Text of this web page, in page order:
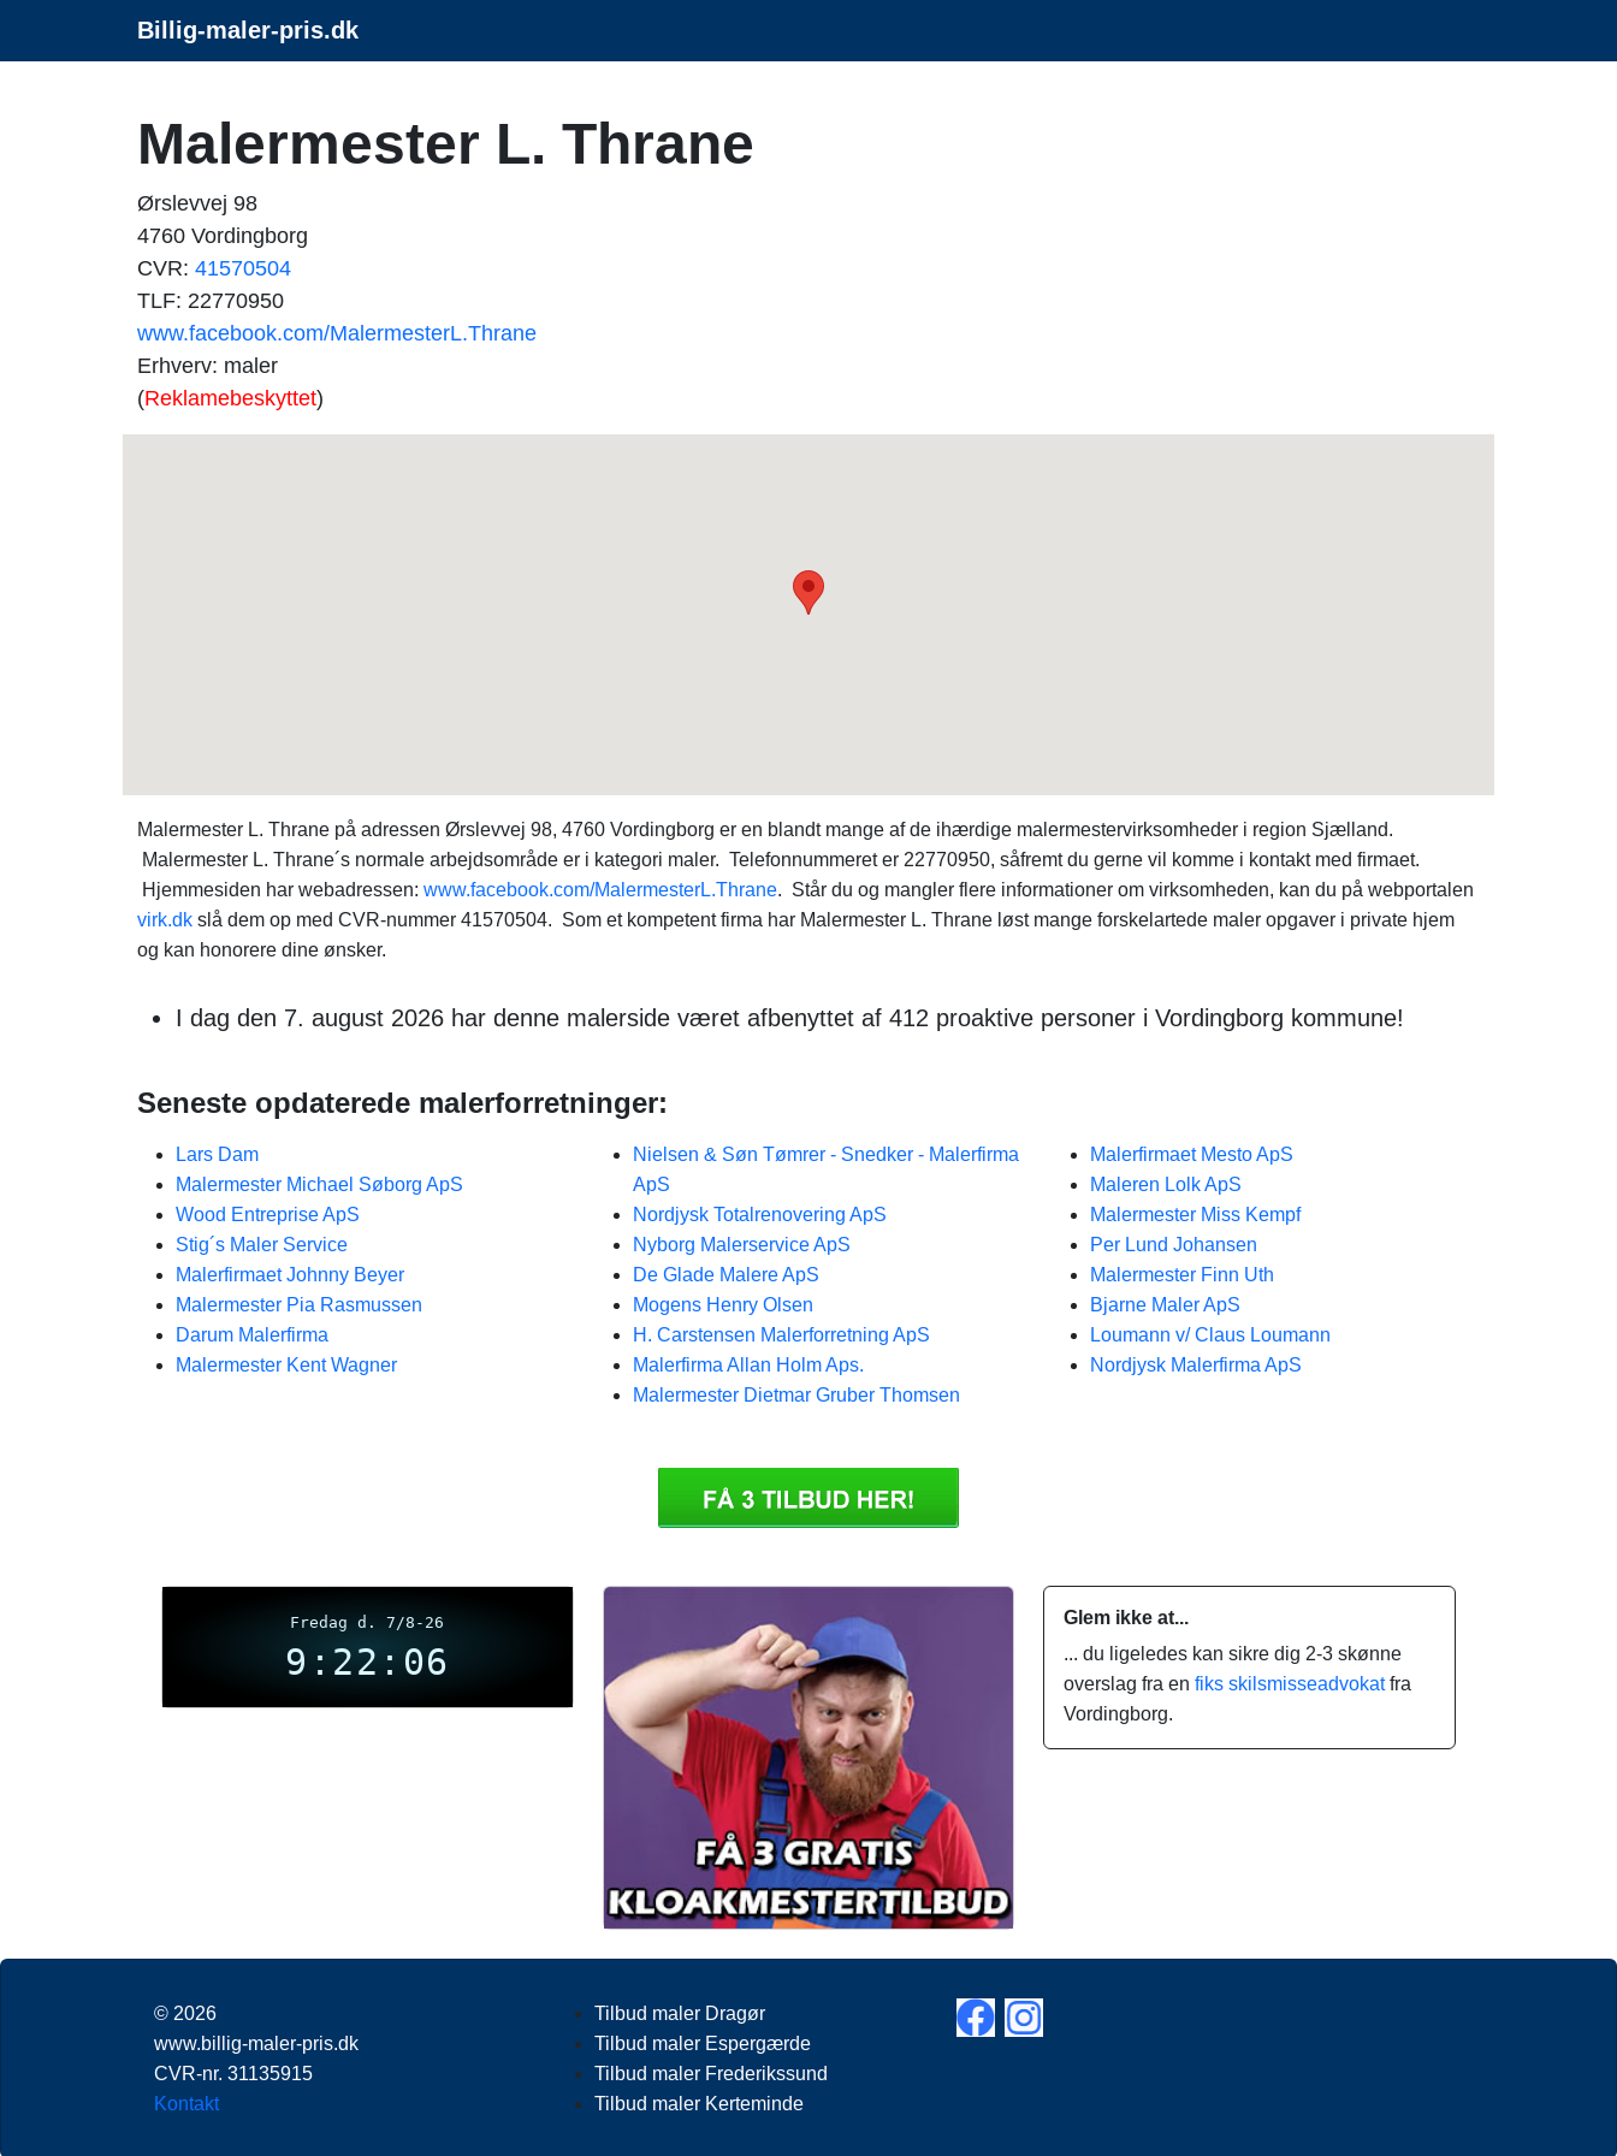
Billig-maler-pris.dk
Malermester L. Thrane
Ørslevvej 98
4760 Vordingborg
CVR: 41570504
TLF: 22770950
www.facebook.com/MalermesterL.Thrane
Erhverv: maler
(Reklamebeskyttet)
Malermester L. Thrane på adressen Ørslevvej 98, 4760 Vordingborg er en blandt mange af de ihærdige malermestervirksomheder i region Sjælland.
Malermester L. Thrane´s normale arbejdsområde er i kategori maler. Telefonnummeret er 22770950, såfremt du gerne vil komme i kontakt med firmaet.
Hjemmesiden har webadressen: www.facebook.com/MalermesterL.Thrane. Står du og mangler flere informationer om virksomheden, kan du på webportalen
virk.dk slå dem op med CVR-nummer 41570504. Som et kompetent firma har Malermester L. Thrane løst mange forskelartede maler opgaver i private hjem
og kan honorere dine ønsker.
I dag den 7. august 2026 har denne malerside været afbenyttet af 412 proaktive personer i Vordingborg kommune!
Seneste opdaterede malerforretninger:
Lars Dam
Malermester Michael Søborg ApS
Wood Entreprise ApS
Stig´s Maler Service
Malerfirmaet Johnny Beyer
Malermester Pia Rasmussen
Darum Malerfirma
Malermester Kent Wagner
Nielsen & Søn Tømrer - Snedker - Malerfirma
ApS
Nordjysk Totalrenovering ApS
Nyborg Malerservice ApS
De Glade Malere ApS
Mogens Henry Olsen
H. Carstensen Malerforretning ApS
Malerfirma Allan Holm Aps.
Malermester Dietmar Gruber Thomsen
Malerfirmaet Mesto ApS
Maleren Lolk ApS
Malermester Miss Kempf
Per Lund Johansen
Malermester Finn Uth
Bjarne Maler ApS
Loumann v/ Claus Loumann
Nordjysk Malerfirma ApS
Fredag d. 7/8-26
9:22:07
Glem ikke at...
... du ligeledes kan sikre dig 2-3 skønne
overslag fra enfiks skilsmisseadvokatfra
Vordingborg.
© 2026
www.billig-maler-pris.dk
CVR-nr. 31135915
Kontakt
Tilbud maler Dragør
Tilbud maler Espergærde
Tilbud maler Frederikssund
Tilbud maler Kerteminde